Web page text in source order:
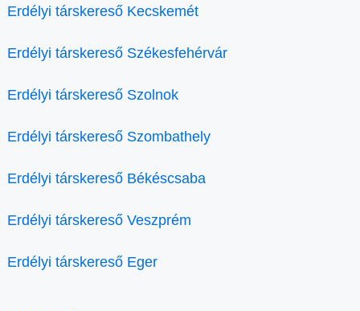
Erdélyi társkereső Kecskemét
Erdélyi társkereső Székesfehérvár
Erdélyi társkereső Szolnok
Erdélyi társkereső Szombathely
Erdélyi társkereső Békéscsaba
Erdélyi társkereső Veszprém
Erdélyi társkereső Eger